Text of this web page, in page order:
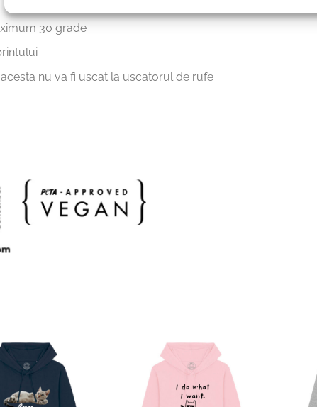
30 grade
nu va fi uscat la uscatorul de rufe